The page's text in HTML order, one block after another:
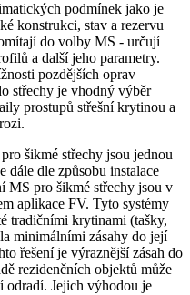
podmínek jako je
konstrukci, stav a rezervu
do volby MS - určují
a další jeho parametry.
pozdějších oprav
střechy je vhodný výběr
prostupů střešní krytinou a
šikmé střechy jsou jednou
dále dle způsobu instalace
MS pro šikmé střechy jsou v
aplikace FV. Tyto systémy
tradičními krytinami (tašky,
minimálními zásahy do její
řešení je výraznější zásah do
rezidenčních objektů může
odradí. Jejich výhodou je